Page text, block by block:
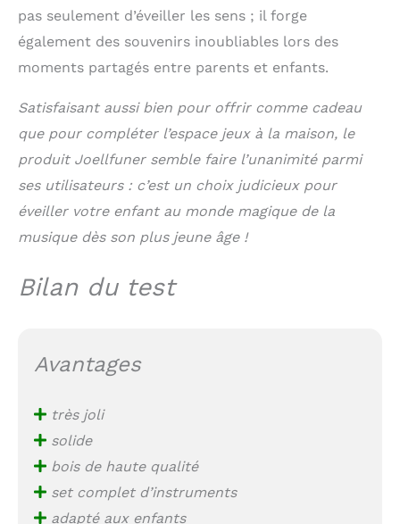
pas seulement d’éveiller les sens ; il forge
également des souvenirs inoubliables lors des
moments partagés entre parents et enfants.
Satisfaisant aussi bien pour offrir comme cadeau
que pour compléter l’espace jeux à la maison, le
produit Joellfuner semble faire l’unanimité parmi
ses utilisateurs : c’est un choix judicieux pour
éveiller votre enfant au monde magique de la
musique dès son plus jeune âge !
Bilan du test
Avantages
très joli
solide
bois de haute qualité
set complet d’instruments
adapté aux enfants